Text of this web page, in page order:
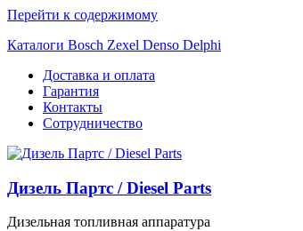
Перейти к содержимому
Каталоги Bosch Zexel Denso Delphi
Доставка и оплата
Гарантия
Контакты
Сотрудничество
Дизель Партс / Diesel Parts
Дизельная топливная аппаратура